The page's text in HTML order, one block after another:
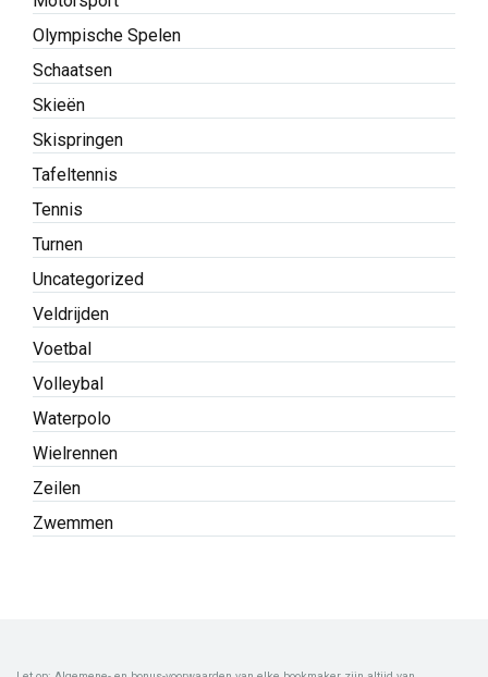
Olympische Spelen
Schaatsen
Skieën
Skispringen
Tafeltennis
Tennis
Turnen
Uncategorized
Veldrijden
Voetbal
Volleybal
Waterpolo
Wielrennen
Zeilen
Zwemmen